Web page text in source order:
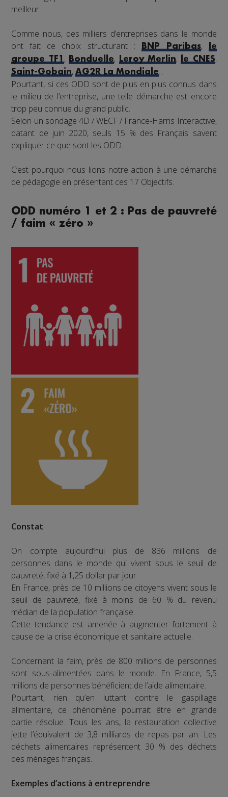
meilleur.
Comme nous, des milliers d’entreprises dans le monde
ont fait ce choix structurant :
BNP Paribas,
le
groupe TF1 , Bonduelle, Leroy Merlin, le CNES,
Saint-Gobain,AG2R La Mondiale...
Pourtant, si ces ODD sont de plus en plus connus dans
le milieu de l’entreprise, une telle démarche est encore
trop peu connue du grand public.
Selon un sondage 4D / WECF / France-Harris Interactive,
datant de juin 2020, seuls 15 % des Français savent
expliquer ce que sont les ODD.
C’est pourquoi nous lions notre action à une démarche
de pédagogie en présentant ces 17 Objectifs.
ODD numéro 1 et 2 : Pas de pauvreté
/ faim « zéro »
Constat
On compte aujourd’hui plus de 836 millions de
personnes dans le monde qui vivent sous le seuil de
pauvreté, fixé à 1,25 dollar par jour.
En France, près de 10 millions de citoyens vivent sous le
seuil de pauvreté, fixé à moins de 60 % du revenu
médian de la population française.
Cette tendance est amenée à augmenter fortement à
cause de la crise économique et sanitaire actuelle.
Concernant la faim, près de 800 millions de personnes
sont sous-alimentées dans le monde. En France, 5,5
millions de personnes bénéficient de l’aide alimentaire.
Pourtant, rien qu’en luttant contre le gaspillage
alimentaire, ce phénomène pourrait être en grande
partie résolue. Tous les ans, la restauration collective
jette l’équivalent de 3,8 milliards de repas par an. Les
déchets alimentaires représentent 30 % des déchets
des ménages français.
Exemples d’actions à entreprendre